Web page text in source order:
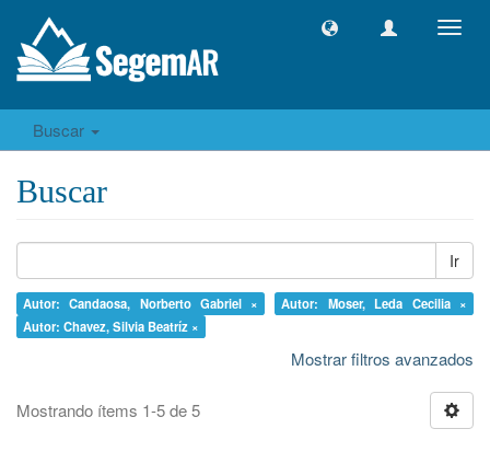
Buscar
Buscar
Ir
Autor: Candaosa, Norberto Gabriel ×
Autor: Moser, Leda Cecilia ×
Autor: Chavez, Silvia Beatríz ×
Mostrar filtros avanzados
Mostrando ítems 1-5 de 5